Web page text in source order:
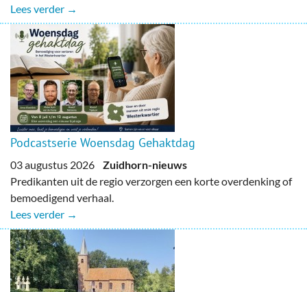
Lees verder →
Podcastserie Woensdag Gehaktdag
03 augustus 2026 Zuidhorn-nieuws
Predikanten uit de regio verzorgen een korte overdenking of
bemoedigend verhaal.
Lees verder →